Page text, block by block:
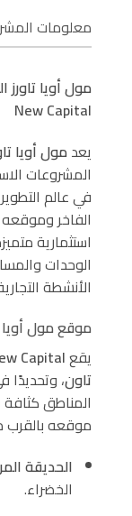
معلومات
New Capital
يعدمول أويا
المشروعات
في عالم
الفاخر
استثمارية
الوحدات
الأنشطة
موقع مول أويا
يقعCapital
تاون، وتحديدًا
المناطق
موقعه
الحديقة
الخضراء.